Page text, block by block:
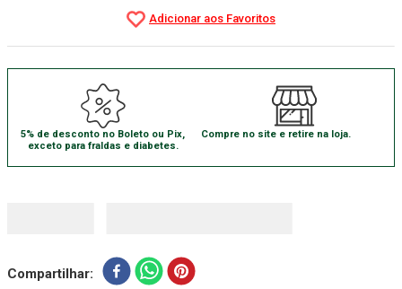
5% de desconto no Boleto ou Pix,
exceto para fraldas e diabetes.
Compre no site e retire na loja.
Compartilhar
Cadeira Banho